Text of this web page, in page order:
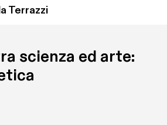
Terrazzi
scienza ed arte: